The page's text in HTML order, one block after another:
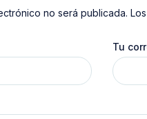
no será publicada.
Tu